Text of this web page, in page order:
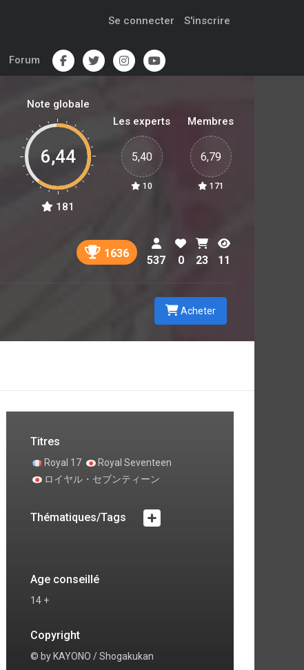
Se connecter S'inscrire
Forum
Note globale
6,44
181
Les experts
5,40
10
Membres
6,79
171
1636
537 0 23 11
Acheter
Titres
Royal 17
Royal Seventeen
ロイヤル・セブンティーン
Thématiques/Tags
Age conseillé
14 +
Copyright
© by KAYONO / Shogakukan